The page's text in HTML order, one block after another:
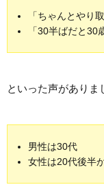
「ちゃんとやり
「30半ばだと30
といった声がありま
男性は30代
女性は20代後半